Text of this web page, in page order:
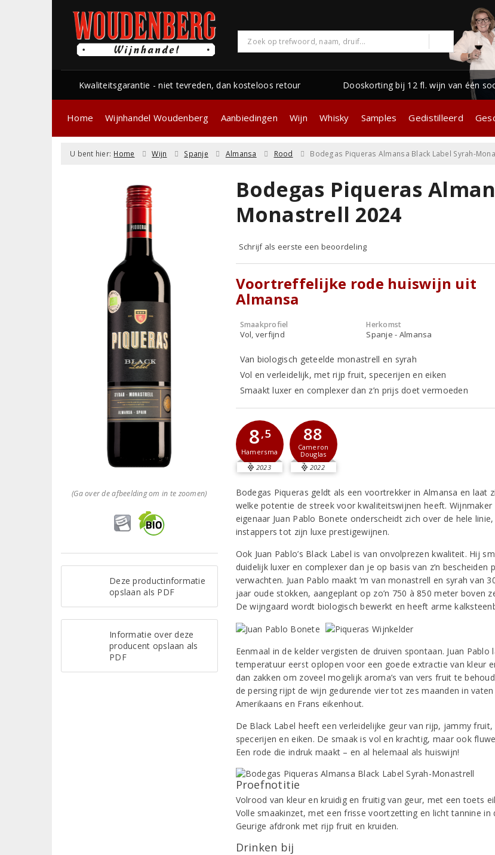
Kwaliteitsgarantie - niet tevreden, dan kosteloos retour Dooskorting bij 12 fl. wijn van één
Home Wijnhandel Woudenberg Aanbiedingen Wijn Whisky Samples Gedistilleerd
U bent hier: Home Wijn Spanje Almansa Rood Bodegas Piqueras Almansa Black Label Syrah-
(Ga over de afbeelding om in te zoomen)
Deze productinformatie
opslaan als PDF
Informatie over deze
producent opslaan als
PDF
Bodegas Piqueras
Monastrell 2024
Schrijf als eerste een beoordeling
Voortreffelijke rode huiswijn uit
Almansa
Smaakprofiel
Vol, verfijnd
Herkomst
Spanje - Almansa
Van biologisch geteelde monastrell en syrah
Vol en verleidelijk, met rijp fruit, specerijen en eiken
Smaakt luxer en complexer dan z’n prijs doet vermoeden
8,5
Hamersma
2023
88
Cameron
Douglas
2022
Bodegas Piqueras geldt als een voortrekker in Almansa en laat
welke potentie de streek voor kwaliteitswijnen heeft. Wijnmaker
eigenaar Juan Pablo Bonete onderscheidt zich over de hele
instappers tot zijn luxe prestigewijnen.
Ook Juan Pablo’s Black Label is van onvolprezen kwaliteit. Hij
duidelijk luxer en complexer dan je op basis van z’n bescheiden
verwachten. Juan Pablo maakt ‘m van monastrell en syrah van
jaar oude stokken, aangeplant op zo’n 750 à 850 meter boven
De wijngaard wordt biologisch bewerkt en heeft arme
Eenmaal in de kelder vergisten de druiven spontaan. Juan Pablo
temperatuur eerst oplopen voor een goede extractie van kleur
dan zakken om zoveel mogelijk aroma’s van vers fruit te
de persing rijpt de wijn gedurende vier tot zes maanden in vaten
Amerikaans en Frans eikenhout.
De Black Label heeft een verleidelijke geur van rijp, jammy fruit,
specerijen en eiken. De smaak is vol en krachtig, maar ook
Een rode die indruk maakt – en al helemaal als huiswijn!
Proefnotitie
Volrood van kleur en kruidig en fruitig van geur, met een toets
Volle smaakinzet, met een frisse voortzetting en licht tannine in
Geurige afdronk met rijp fruit en kruiden.
Drinken bij